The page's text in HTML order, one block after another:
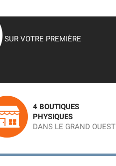
SUR VOTRE PREMIÈRE
4 BOUTIQUES
PHYSIQUES
DANS LE GRAND OUEST